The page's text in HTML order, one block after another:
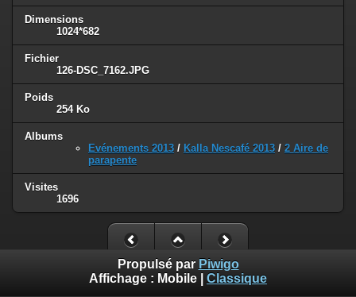
Dimensions
1024*682
Fichier
126-DSC_7162.JPG
Poids
254 Ko
Albums
Evénements 2013 / Kalla Nescafé 2013 / 2 Aire de
parapente
Visites
1696
Propulsé par Piwigo
Affichage : Mobile Classique